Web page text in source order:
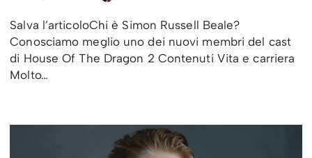
Salva l’articoloChi è Simon Russell Beale?
Conosciamo meglio uno dei nuovi membri del cast
di House Of The Dragon 2 Contenuti Vita e carriera
Molto…